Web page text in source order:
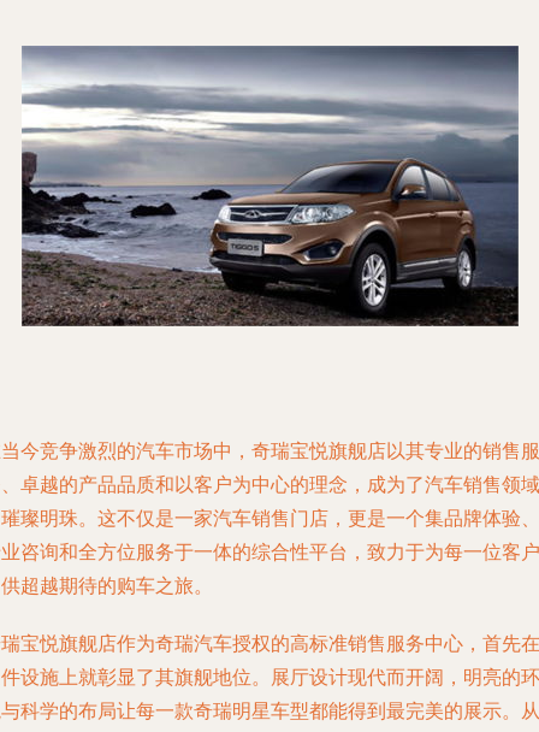
今竞争激烈的汽车市场中，奇瑞宝悦旗舰店以其专业的销售服
卓越的产品品质和以客户为中心的理念，成为了汽车销售领域
璨明珠。这不仅是一家汽车销售门店，更是一个集品牌体验、
咨询和全方位服务于一体的综合性平台，致力于为每一位客户
超越期待的购车之旅。
宝悦旗舰店作为奇瑞汽车授权的高标准销售服务中心，首先在
设施上就彰显了其旗舰地位。展厅设计现代而开阔，明亮的环
科学的布局让每一款奇瑞明星车型都能得到最完美的展示。从